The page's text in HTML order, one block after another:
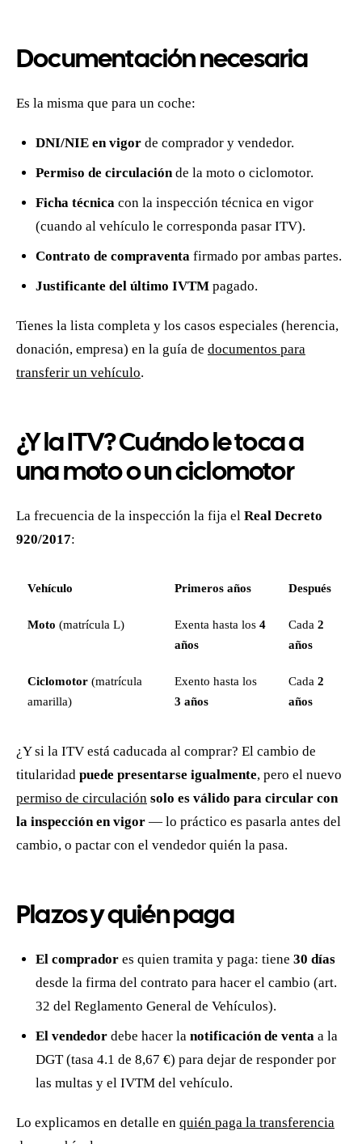
Documentación necesaria
Es la misma que para un coche:
DNI/NIE en vigor de comprador y vendedor.
Permiso de circulaciónde la moto o ciclomotor.
Ficha técnica con la inspección técnica en vigor
(cuando al vehículo le corresponda pasar ITV).
Contrato de compraventa firmado por ambas partes.
Justificante del último IVTM pagado.
Tienes la lista completa y los casos especiales (herencia,
donación, empresa) en la guía de documentos para
transferir un vehículo.
¿Y la ITV? Cuándo le toca a
una moto o un ciclomotor
La frecuencia de la inspección la fija el Real Decreto
920/2017:
Vehículo Primeros años Después
Moto (matrícula L) Exenta hasta los 4
años
Cada 2
años
Ciclomotor (matrícula
amarilla)
Exento hasta los
3 años
Cada 2
años
¿Y si la ITV está caducada al comprar? El cambio de
titularidad puede presentarse igualmente, pero el nuevo
permiso de circulación solo es válido para circular con
la inspección en vigor — lo práctico es pasarla antes del
cambio, o pactar con el vendedor quién la pasa.
Plazos y quién paga
El comprador es quien tramita y paga: tiene 30 días
desde la firma del contrato para hacer el cambio (art.
32 del Reglamento General de Vehículos).
El vendedor debe hacer la notificación de venta a la
DGT (tasa 4.1 de 8,67 €) para dejar de responder por
las multas y el IVTM del vehículo.
Lo explicamos en detalle en quién paga la transferencia